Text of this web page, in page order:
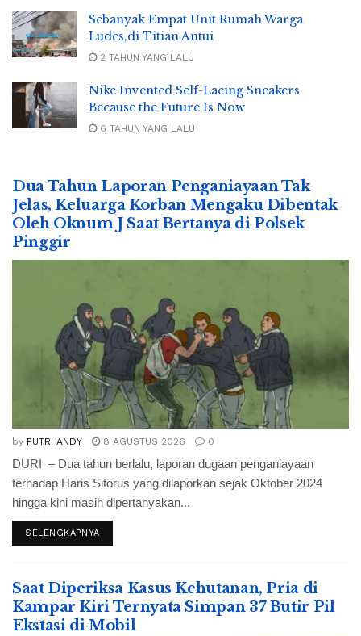
Sebanyak Empat Unit Rumah Warga
Ludes,di Titian Antui
2 TAHUN YANG LALU
Nike Invented Self-Lacing Sneakers
Because the Future Is Now
6 TAHUN YANG LALU
Dua Tahun Laporan Penganiayaan Tak
Jelas, Keluarga Korban Mengaku Dibentak
Oleh Oknum J Saat Bertanya di Polsek
Pinggir
by PUTRI ANDY 8 AGUSTUS 2026 0
DURI – Dua tahun berlalu, laporan dugaan penganiayaan
terhadap Haris Sitorus yang dilaporkan sejak Oktober 2024
hingga kini masih dipertanyakan...
SELENGKAPNYA
Saat Diperiksa Kasus Kehutanan, Pria di
Kampar Kiri Ternyata Simpan 37 Butir Pil
Ekstasi di Mobil